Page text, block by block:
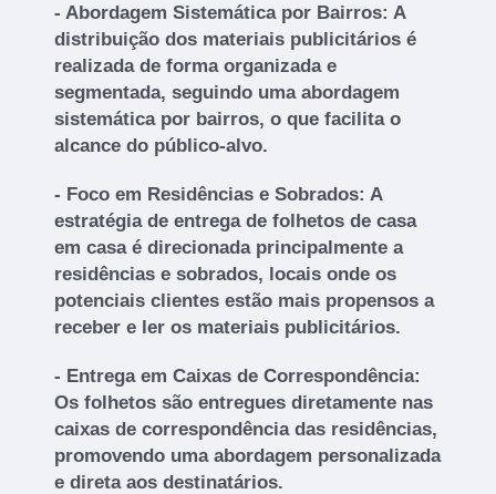
- Abordagem Sistemática por Bairros: A
distribuição dos materiais publicitários é
realizada de forma organizada e
segmentada, seguindo uma abordagem
sistemática por bairros, o que facilita o
alcance do público-alvo.
- Foco em Residências e Sobrados: A
estratégia de entrega de folhetos de casa
em casa é direcionada principalmente a
residências e sobrados, locais onde os
potenciais clientes estão mais propensos a
receber e ler os materiais publicitários.
- Entrega em Caixas de Correspondência:
Os folhetos são entregues diretamente nas
caixas de correspondência das residências,
promovendo uma abordagem personalizada
e direta aos destinatários.